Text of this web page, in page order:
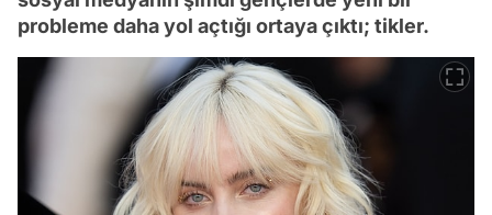
probleme daha yol açtığı ortaya çıktı; tikler.